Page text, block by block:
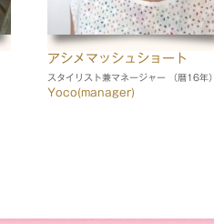
アシメマッシュショート
スタイリスト兼マネージャー （暦16年）
Yoco(manager)